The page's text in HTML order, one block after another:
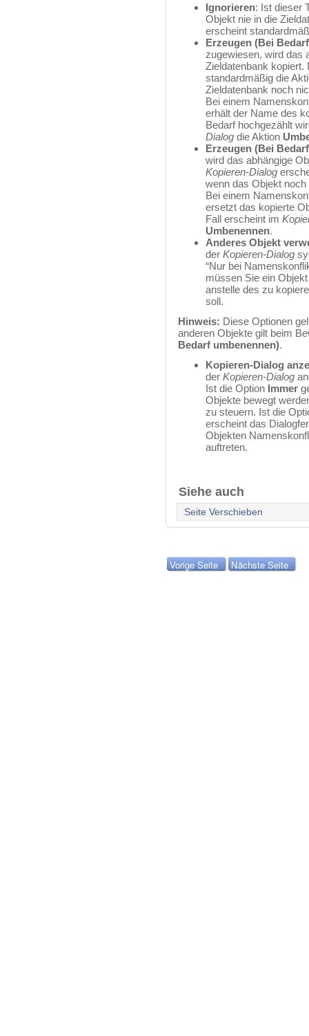
Ignorieren: Ist dieser
Objekt nie in die
erscheint
Erzeugen (Bei
zugewiesen, wird das
Zieldatenbank
standardmäßig die
Zieldatenbank noch
Bei einem
erhält der Name des
Bedarf hochgezählt
Dialog die Aktion
Erzeugen (Bei
wird das abhängige
Kopieren-Dialog
wenn das Objekt
Bei einem
ersetzt das kopierte
Fall erscheint im
Umbenennen.
Anderes Objekt
der Kopieren-Dialog
“Nur bei
müssen Sie ein
anstelle des zu
soll.
Hinweis: Diese Optionen
anderen Objekte gilt beim
Bedarf umbenennen).
Kopieren-Dialog
der Kopieren-Dialog
Ist die Option Immer
Objekte bewegt
zu steuern. Ist die
erscheint das
Objekten
auftreten.
Siehe auch
Seite Verschieben
Vorige Seite Nächste Seite